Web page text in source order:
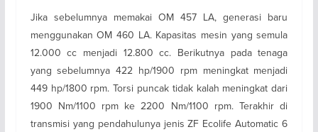
Jika sebelumnya memakai OM 457 LA, generasi baru
menggunakan OM 460 LA. Kapasitas mesin yang semula
12.000 cc menjadi 12.800 cc. Berikutnya pada tenaga
yang sebelumnya 422 hp/1900 rpm meningkat menjadi
449 hp/1800 rpm. Torsi puncak tidak kalah meningkat dari
1900 Nm/1100 rpm ke 2200 Nm/1100 rpm. Terakhir di
transmisi yang pendahulunya jenis ZF Ecolife Automatic 6